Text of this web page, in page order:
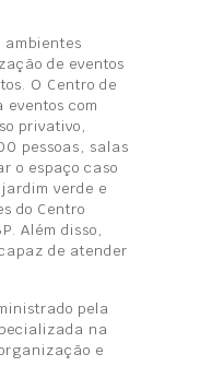
ambientes
de eventos
O Centro de
eventos com
privativo,
pessoas, salas
o espaço caso
verde e
do Centro
Além disso,
de atender
pela
na
e